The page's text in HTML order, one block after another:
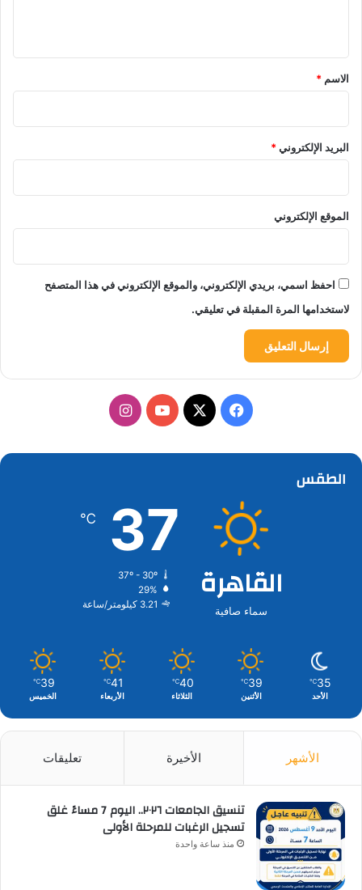
*
الاسم *
البريد الإلكتروني*
الموقع الإلكتروني
احفظ اسمي، بريدي الإلكتروني، والموقع الإلكتروني في هذا المتصفح
لاستخدامها المرة المقبلة في تعليقي.
فيسبوك
‫X
‫YouTubeانستقرام
الطقس
القاهرة
سماء صافية
37
℃
37º - 30º
29%
3.21 كيلومتر/ساعة
35
℃
الأحد
39
℃
الأثنين
40
℃
الثلاثاء
41
℃
الأربعاء
39
℃
الخميس
الأشهر الأخيرة تعليقات
تنسيق الجامعات ٢٠٢٦.. اليوم 7 مساءً غلق
تسجيل الرغبات للمرحلة الأولى
منذ ساعة واحدة